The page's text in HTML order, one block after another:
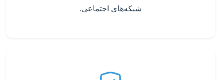
شبکه‌های اجتماعی.